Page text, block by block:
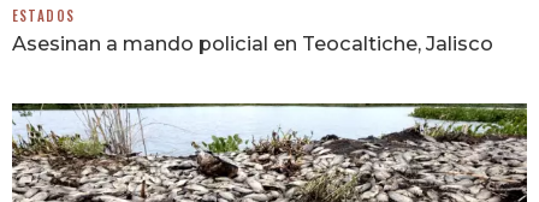
ESTADOS
Asesinan a mando policial en Teocaltiche, Jalisco